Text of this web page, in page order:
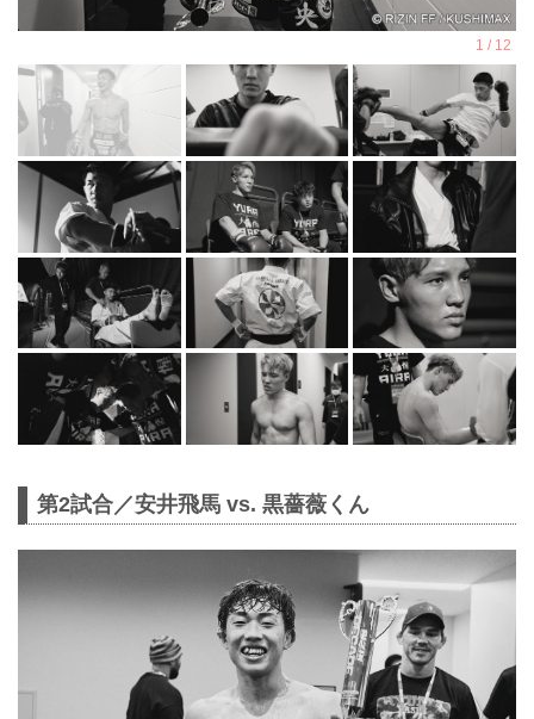
第2試合／安井飛馬 vs. 黒薔薇くん